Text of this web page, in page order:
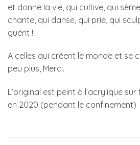
et donne la vie, qui cultive, qui
chante, qui danse, qui prie, qui
guérit !
A celles qui créent le monde et se
peu plus, Merci.
L’original est peint à l’acrylique
en 2020 (pendant le confinement)